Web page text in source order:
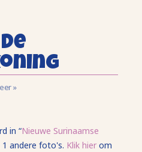
»
in “Nieuwe Surinaamse
1 andere foto's. Klik hier om